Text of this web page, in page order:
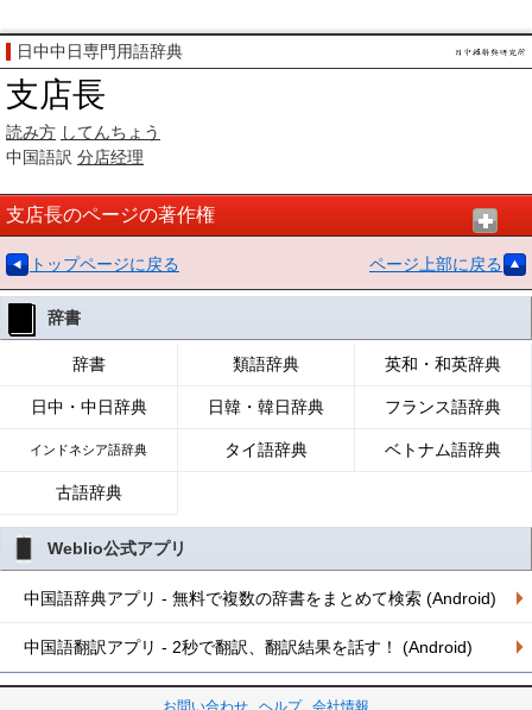
日中中日専門用語辞典
支店長
読み方 してんちょう
中国語訳 分店经理
支店長のページの著作権
トップページに戻る ページ上部に戻る
辞書
辞書 類語辞典 英和・和英辞典
日中・中日辞典 日韓・韓日辞典 フランス語辞典
インドネシア語辞典 タイ語辞典 ベトナム語辞典
古語辞典
Weblio公式アプリ
中国語辞典アプリ - 無料で複数の辞書をまとめて検索 (Android)
中国語翻訳アプリ - 2秒で翻訳、翻訳結果を話す！ (Android)
お問い合わせ ヘルプ 会社情報